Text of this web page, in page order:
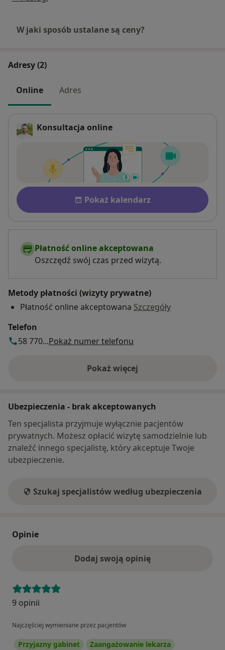
W jaki sposób ustalane są ceny?
Adresy (2)
Online Adres
Konsultacja online
Dostępność
Pokaż kalendarz
Płatność online akceptowana
Oszczędź swój czas przed wizytą.
Metody płatności (wizyty prywatne)
Płatność online akceptowana Szczegóły
Telefon
58 770...Pokaż numer telefonu
Pokaż więcej
o adresie
Ubezpieczenia - brak akceptowanych
Ten specjalista przyjmuje wyłącznie pacjentów
prywatnych. Możesz opłacić wizytę samodzielnie lub
znaleźć innego specjalistę, który akceptuje Twoje
ubezpieczenie.
Szukaj specjalistów według ubezpieczenia
Opinie
Dodaj swoją opinię
9 opinii
Najczęściej wymieniane przez pacjentów
Przyjazny gabinet
Zaangażowanie lekarza